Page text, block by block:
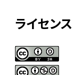
ライセンス